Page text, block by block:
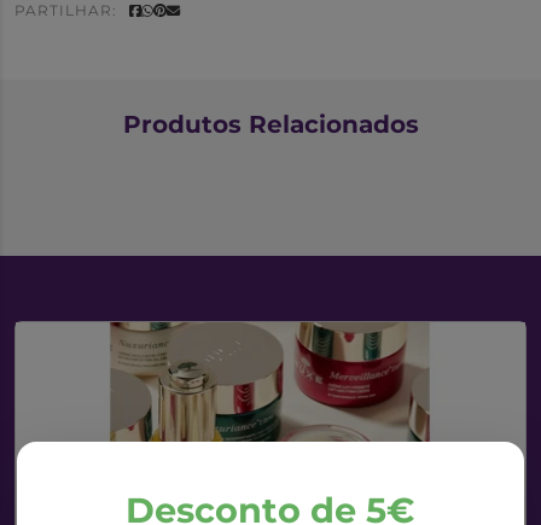
PARTILHAR:
Desconto de 5€
Produtos Relacionados